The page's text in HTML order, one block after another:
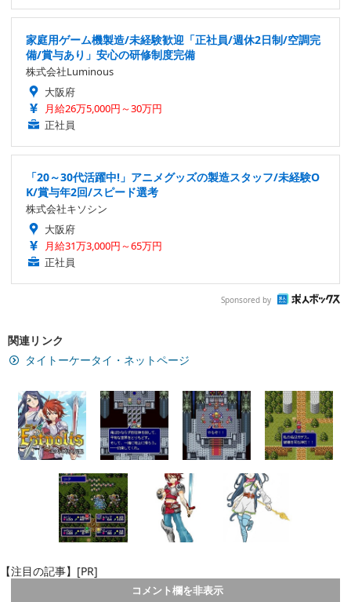
家庭用ゲーム機製造/未経験歓迎「正社員/週休2日制/空調完
備/賞与あり」安心の研修制度完備
株式会社Luminous
大阪府
月給26万5,000円～30万円
正社員
「20～30代活躍中!」アニメグッズの製造スタッフ/未経験O
K/賞与年2回/スピード選考
株式会社キソシン
大阪府
月給31万3,000円～65万円
正社員
Sponsored by
関連リンク
タイトーケータイ・ネットページ
【注目の記事】[PR]
コメント欄を非表示